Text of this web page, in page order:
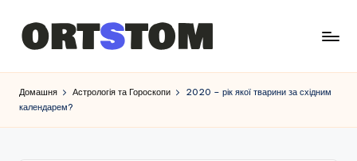
Домашня Астрологія та Гороскопи
2020 – рік якої тварини за східним
календарем?